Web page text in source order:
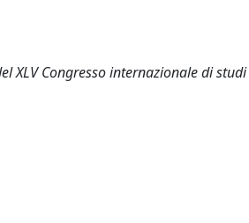
XLV Congresso internazionale di